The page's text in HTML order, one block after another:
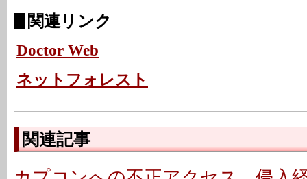
関連リンク
Doctor Web
ネットフォレスト
関連記事